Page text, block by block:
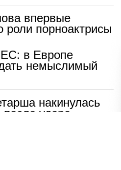
впервые
роли порноактрисы
в Европе
немыслимый
накинулась
после удара